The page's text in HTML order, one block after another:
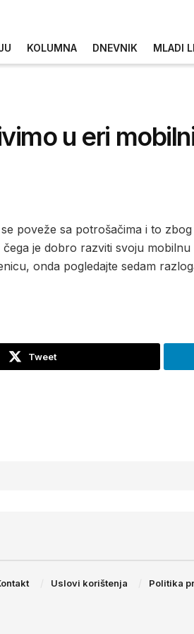
KOLUMNA DNEVNIK MLADI
u eri
poveže sa potrošačima i to
je dobro razviti svoju
onda pogledajte sedam
Tweet
Uslovi korištenja Politika